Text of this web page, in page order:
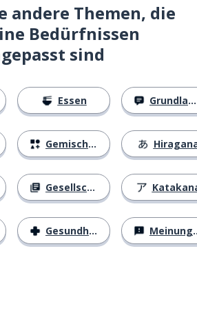
andere Themen, die
Bedürfnissen
sind
Essen
Gemischtes
Gesellschaft
Gesundheit
Grundlagen
Meinungen